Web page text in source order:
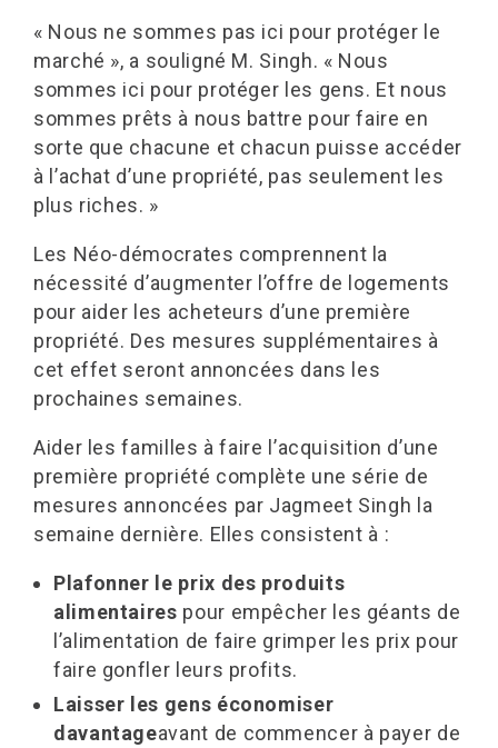
« Nous ne sommes pas ici pour protéger le
marché », a souligné M. Singh. « Nous
sommes ici pour protéger les gens. Et nous
sommes prêts à nous battre pour faire en
sorte que chacune et chacun puisse accéder
à l’achat d’une propriété, pas seulement les
plus riches. »
Les Néo-démocrates comprennent la
nécessité d’augmenter l’offre de logements
pour aider les acheteurs d’une première
propriété. Des mesures supplémentaires à
cet effet seront annoncées dans les
prochaines semaines.
Aider les familles à faire l’acquisition d’une
première propriété complète une série de
mesures annoncées par Jagmeet Singh la
semaine dernière. Elles consistent à :
Plafonner le prix des produits
alimentaires pour empêcher les géants de
l’alimentation de faire grimper les prix pour
faire gonfler leurs profits.
Laisser les gens économiser
davantageavant de commencer à payer de